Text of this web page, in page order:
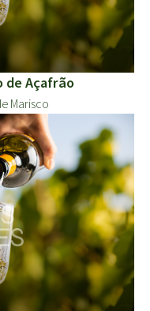
de Açafrão
Marisco